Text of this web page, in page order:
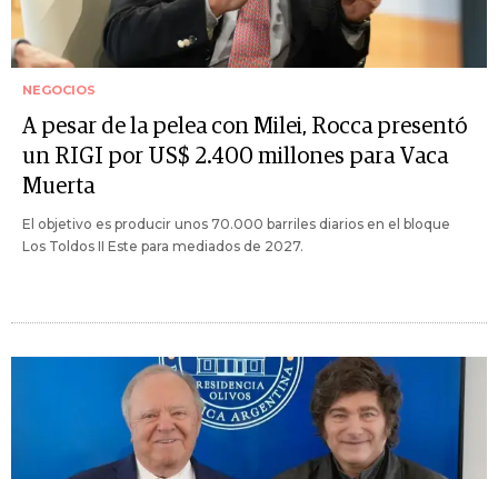
NEGOCIOS
A pesar de la pelea con Milei, Rocca presentó
un RIGI por US$ 2.400 millones para Vaca
Muerta
El objetivo es producir unos 70.000 barriles diarios en el bloque
Los Toldos II Este para mediados de 2027.